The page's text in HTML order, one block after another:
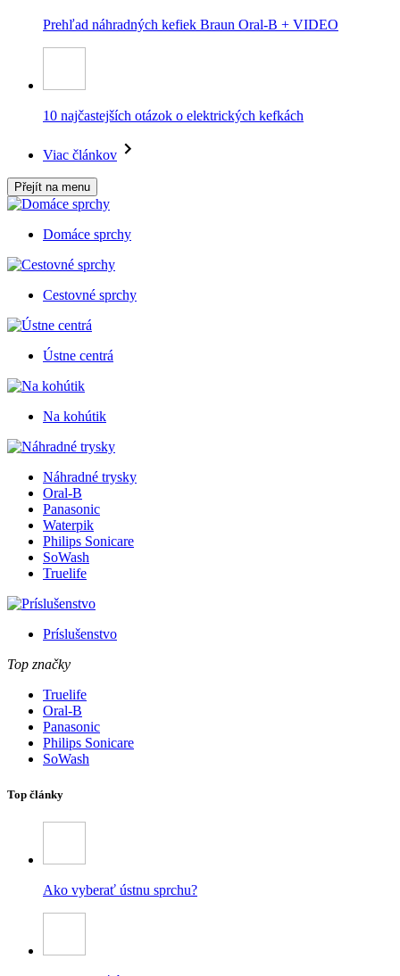
Prehľad náhradných kefiek Braun Oral-B + VIDEO
10 najčastejších otázok o elektrických kefkách
Viac článkov
Přejít na menu
Domáce sprchy
Cestovné sprchy
Ústne centrá
Na kohútik
Náhradné trysky
Oral-B
Panasonic
Waterpik
Philips Sonicare
SoWash
Truelife
Príslušenstvo
Top značky
Truelife
Oral-B
Panasonic
Philips Sonicare
SoWash
Top články
Ako vyberať ústnu sprchu?